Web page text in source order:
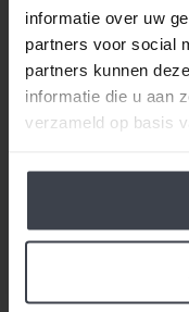
informatie over uw
partners voor social
partners kunnen
informatie die u aan
verzameld op basis
Gebruik
garantie om
2,5 jaar te
en dat
netjes